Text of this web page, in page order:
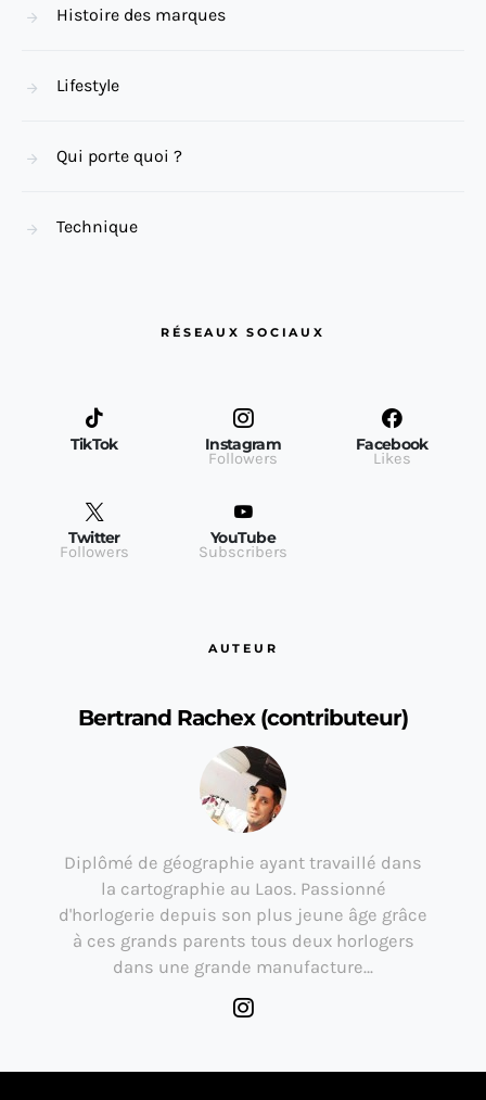
Histoire des marques
Lifestyle
Qui porte quoi ?
Technique
RÉSEAUX SOCIAUX
TikTok Instagram
Followers
Facebook
Likes
Twitter
Followers
YouTube
Subscribers
AUTEUR
Bertrand Rachex (contributeur)
Diplômé de géographie ayant travaillé dans
la cartographie au Laos. Passionné
d'horlogerie depuis son plus jeune âge grâce
à ces grands parents tous deux horlogers
dans une grande manufacture…